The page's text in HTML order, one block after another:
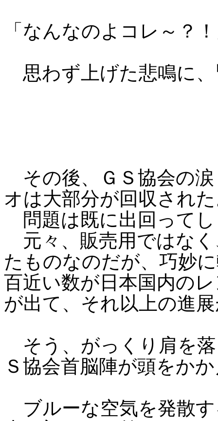
「なんなのよコレ～？
思わず上げた悲鳴に
その後、ＧＳ協会の
オは大部分が回収され
問題は既に出回って
元々、販売用ではな
たものなのだが、巧妙
百近い数が日本国内の
が出て、それ以上の進
そう、がっくり肩を
Ｓ協会首脳陣が頭をか
ブルーな空気を発散